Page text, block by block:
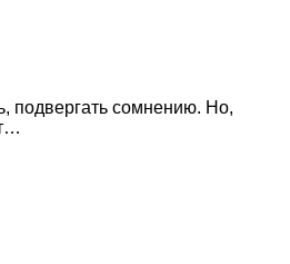
подвергать сомнению. Но,